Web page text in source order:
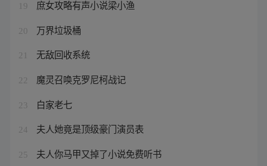
19 庶女攻略有声小说梁小渔
20 万界垃圾桶
21 无敌回收系统
22 魔灵召唤克罗尼柯战记
23 白家老七
24 夫人她竟是顶级豪门演员表
25 夫人你马甲又掉了小说免费听书